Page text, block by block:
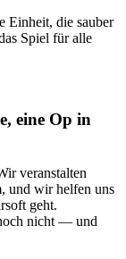
Einheit, die sauber
Spiel für alle
eine Op in
veranstalten
und wir helfen uns
geht.
nicht — und